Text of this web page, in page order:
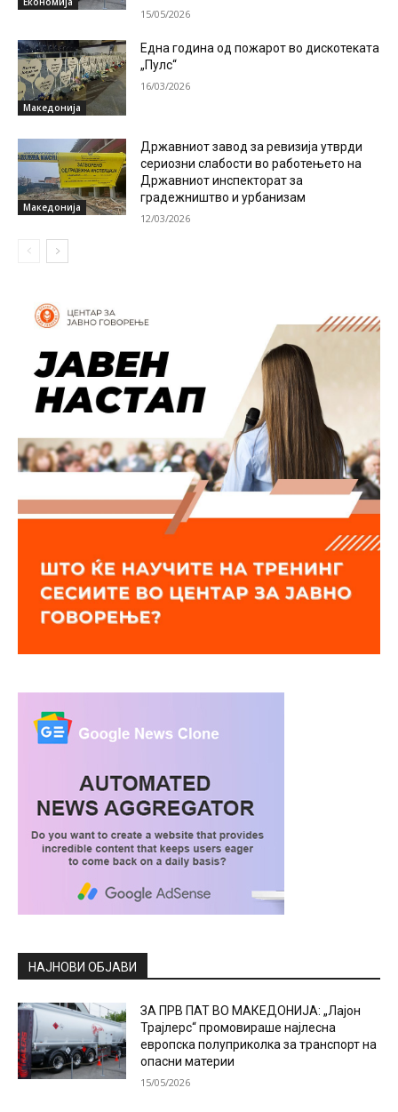
15/05/2026
Македонија
Една година од пожарот во дискотеката
„Пулс“
16/03/2026
Македонија
Државниот завод за ревизија утврди
сериозни слабости во работењето на
Државниот инспекторат за
градежништво и урбанизам
12/03/2026
НАЈНОВИ ОБЈАВИ
ЗА ПРВ ПАТ ВО МАКЕДОНИЈА: „Лајон
Трајлерс“ промовираше најлесна
европска полуприколка за транспорт на
опасни материи
15/05/2026